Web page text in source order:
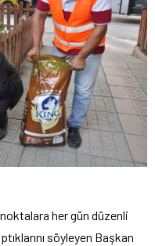
her gün düzenli
söyleyen Başkan